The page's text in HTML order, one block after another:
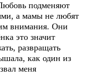
подменяют
а мамы не любят
внимания. Они
это значит
развращать
как один из
меня